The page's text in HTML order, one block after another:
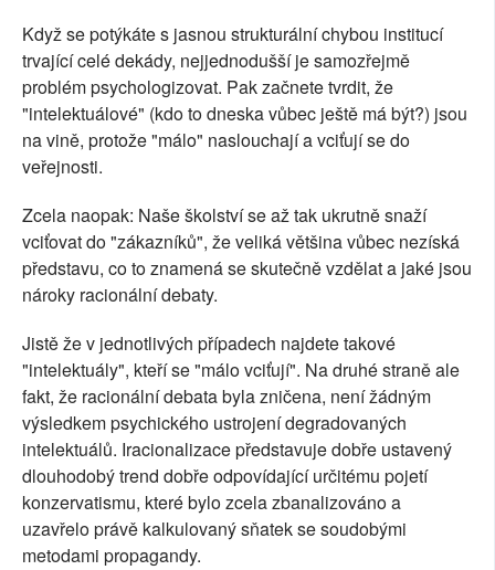
Když se potýkáte s jasnou strukturální chybou institucí
trvající celé dekády, nejjednodušší je samozřejmě
problém psychologizovat. Pak začnete tvrdit, že
"intelektuálové" (kdo to dneska vůbec ještě má být?) jsou
na vině, protože "málo" naslouchají a vciťují se do
veřejnosti.
Zcela naopak: Naše školství se až tak ukrutně snaží
vciťovat do "zákazníků", že veliká většina vůbec nezíská
představu, co to znamená se skutečně vzdělat a jaké jsou
nároky racionální debaty.
Jistě že v jednotlivých případech najdete takové
"intelektuály", kteří se "málo vciťují". Na druhé straně ale
fakt, že racionální debata byla zničena, není žádným
výsledkem psychického ustrojení degradovaných
intelektuálů. Iracionalizace představuje dobře ustavený
dlouhodobý trend dobře odpovídající určitému pojetí
konzervatismu, které bylo zcela zbanalizováno a
uzavřelo právě kalkulovaný sňatek se soudobými
metodami propagandy.